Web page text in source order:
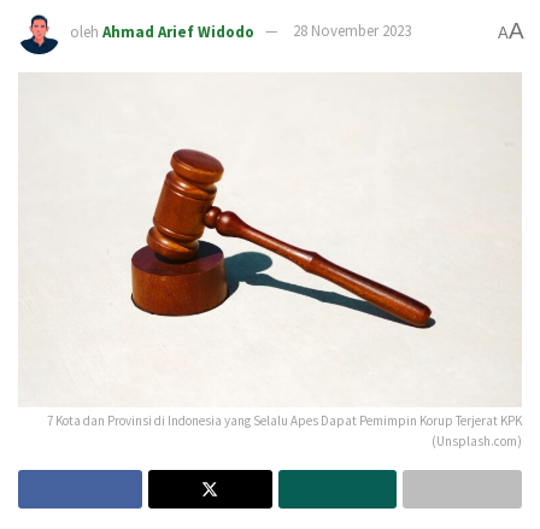
oleh Ahmad Arief Widodo 28 November 2023 AA
7 Kota dan Provinsi di Indonesia yang Selalu Apes Dapat Pemimpin Korup Terjerat KPK
(Unsplash.com)